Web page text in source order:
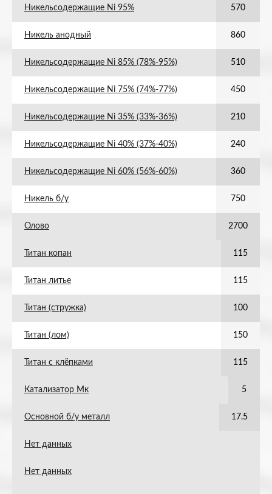
Никельсодержащие Ni 95% 570
Никель анодный 860
Никельсодержащие Ni 85% (78%-95%) 510
Никельсодержащие Ni 75% (74%-77%) 450
Никельсодержащие Ni 35% (33%-36%) 210
Никельсодержащие Ni 40% (37%-40%) 240
Никельсодержащие Ni 60% (56%-60%) 360
Никель б/у 750
Олово 2700
Титан копан 115
Титан литье 115
Титан (стружка) 100
Титан (лом) 150
Титан с клёпками 115
Катализатор Мк 5
Основной б/у металл 17.5
Нет данных
Нет данных